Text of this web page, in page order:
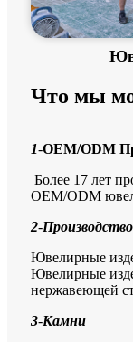
Что мы
1-OEM/ODM
Более 17 лет
OEM/ODM
2-
Ювелирные
Ювелирные
нержавеющей
3-Камни